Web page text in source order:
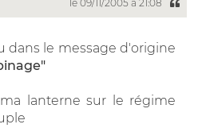
le 09/11/2005 à 21:08
dans le message d'origine
lanterne sur le régime